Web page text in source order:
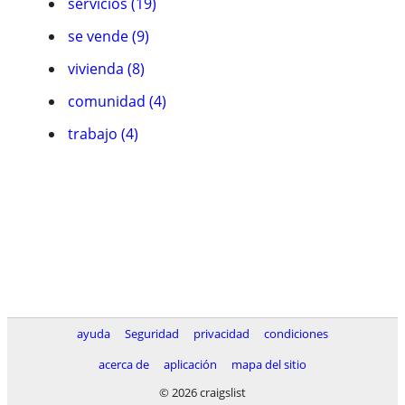
se vende (9)
vivienda (8)
comunidad (4)
trabajo (4)
ayuda Seguridad privacidad
condiciones
acerca de
aplicación
mapa del sitio
© 2026 craigslist